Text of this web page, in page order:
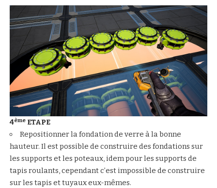
4ème ETAPE
Repositionner la fondation de verre à la bonne
hauteur. Il est possible de construire des fondations sur
les supports et les poteaux, idem pour les supports de
tapis roulants, cependant c’est impossible de construire
sur les tapis et tuyaux eux-mêmes.